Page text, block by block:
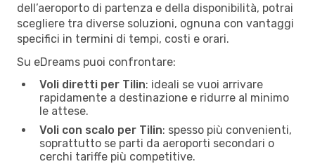
dell’aeroporto di partenza e della disponibilità, potrai
scegliere tra diverse soluzioni, ognuna con vantaggi
specifici in termini di tempi, costi e orari.
Su eDreams puoi confrontare:
Voli diretti per Tilin: ideali se vuoi arrivare
rapidamente a destinazione e ridurre al minimo
le attese.
Voli con scalo per Tilin: spesso più convenienti,
soprattutto se parti da aeroporti secondari o
cerchi tariffe più competitive.